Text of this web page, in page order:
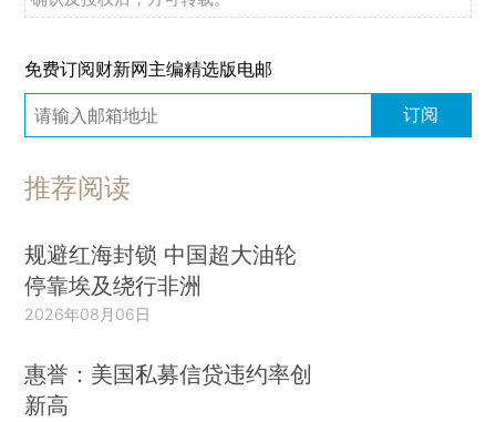
免费订阅财新网主编精选版电邮
订阅
推荐阅读
规避红海封锁 中国超大油轮
停靠埃及绕行非洲
2026年08月06日
惠誉：美国私募信贷违约率创
新高